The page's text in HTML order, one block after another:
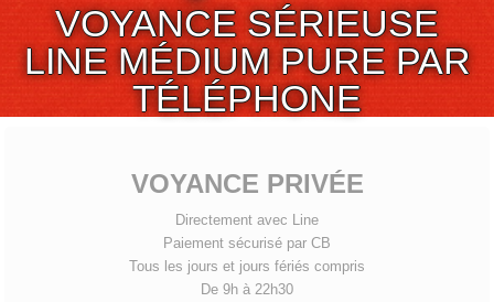
VOYANCE SÉRIEUSE
LINE MÉDIUM PURE PAR
TÉLÉPHONE
VOYANCE PRIVÉE
Directement avec Line
Paiement sécurisé par CB
Tous les jours et jours fériés compris
De 9h à 22h30